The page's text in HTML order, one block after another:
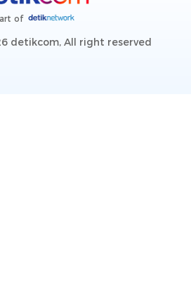
of
detikcom, All right reserved